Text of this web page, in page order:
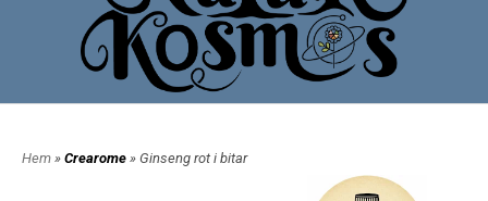
Hem » Crearome » Ginseng rot i bitar